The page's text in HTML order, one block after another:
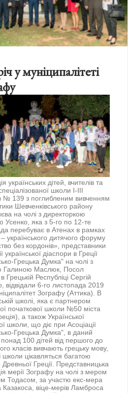
у муніципалітеті
українських дітей, вчителів та
школи І-ІІІ
№ 139 з поглибленим вивченням
Шевченківського району
на чолі з директоркою
Усенко, яка з 5-го по 12-те
перебуває в Атенах в рамках
– українського дитячого форуму
без кордонів», представники
української діаспори в Греції
Грецька Думка" на чолі з
Галиною Маслюк, Посол
Грецькій Республіці Сергій
відвідали 6-го листопада 2019
Зографу (Аттика). В
школі, яка є партнером
початкової школи №50 міста
а також Української
школи, що діє при Асоціації
Грецька Думка", в даний
100 дітей від першого до
класів вивчають грецьку мову,
школи цікавляться багатою
Древньої Греції. Представницька
мерії Зографу на чолі з мером
Тодасом, за участю екс-мера
Казакоса, віце-мерів Ламброса